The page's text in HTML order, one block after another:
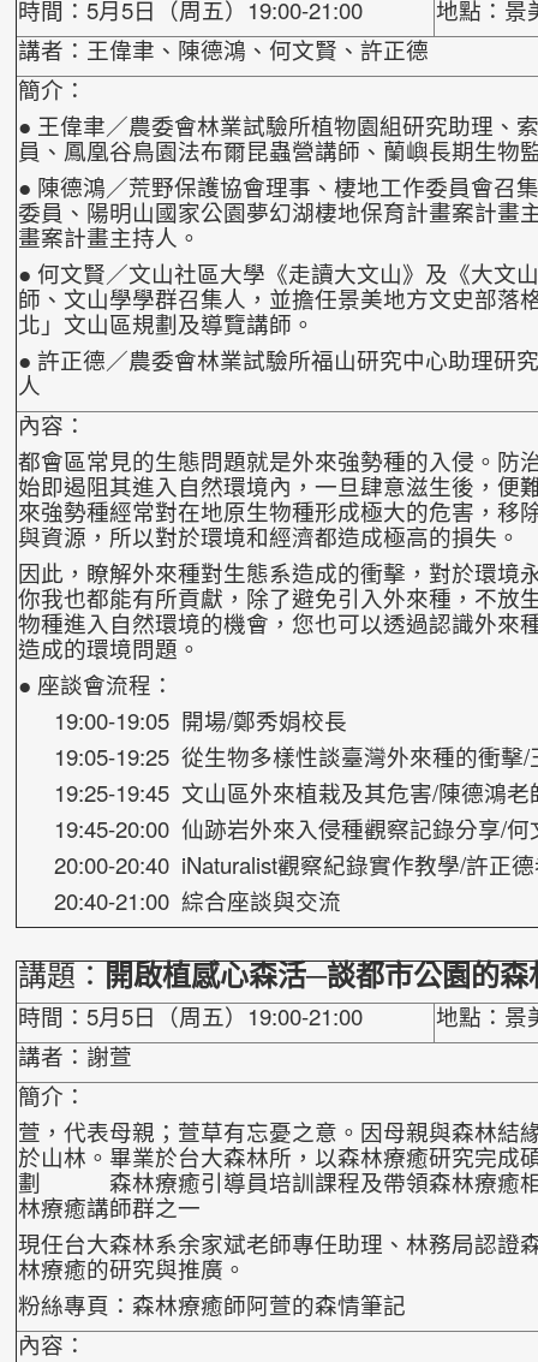
時間：5月5日（周五）19:00-21:00
地點：景
講者：王偉聿、陳德鴻、何文賢、許正德
簡介：
● 王偉聿／農委會林業試驗所植物園組研究助理、
員、鳳凰谷鳥園法布爾昆蟲營講師、蘭嶼長期生物
● 陳德鴻／荒野保護協會理事、棲地工作委員會召
委員、陽明山國家公園夢幻湖棲地保育計畫案計畫
畫案計畫主持人。
● 何文賢／文山社區大學《走讀大文山》及《大文
師、文山學學群召集人，並擔任景美地方文史部落
北」文山區規劃及導覽講師。
● 許正德／農委會林業試驗所福山研究中心助理研
人
內容：
都會區常見的生態問題就是外來強勢種的入侵。防
始即遏阻其進入自然環境內，一旦肆意滋生後，便
來強勢種經常對在地原生物種形成極大的危害，移
與資源，所以對於環境和經濟都造成極高的損失。
因此，瞭解外來種對生態系造成的衝擊，對於環境
你我也都能有所貢獻，除了避免引入外來種，不放
物種進入自然環境的機會，您也可以透過認識外來
造成的環境問題。
● 座談會流程：
19:00-19:05 開場/鄭秀娟校長
19:05-19:25 從生物多樣性談臺灣外來種的衝擊
19:25-19:45 文山區外來植栽及其危害/陳德鴻老
19:45-20:00 仙跡岩外來入侵種觀察記錄分享/何
20:00-20:40 iNaturalist觀察紀錄實作教學/許正
20:40-21:00 綜合座談與交流
講題：開啟植感心森活─談都市公園的森
時間：5月5日（周五）19:00-21:00
地點：景
講者：謝萱
簡介：
萱，代表母親；萱草有忘憂之意。因母親與森林結
於山林。 畢業於台大森林所，以森林療癒研究完成
劃 森林療癒引導員培訓課程及帶領森林療癒相
林療癒講師群之一
現任台大森林系余家斌老師專任助理、林務局認證
林療癒的研究與推廣。
粉絲專頁：森林療癒師阿萱的森情筆記
內容：